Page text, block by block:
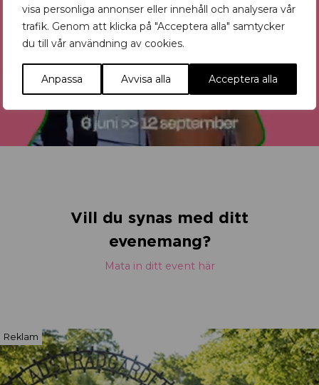
visa personliga annonser eller innehåll och analysera vår
trafik. Genom att klicka på "Acceptera alla" samtycker
du till vår användning av cookies.
Anpassa Avvisa alla Acceptera alla
Vill du synas med ditt
evenemang?
Mata in ditt event här
Reklam